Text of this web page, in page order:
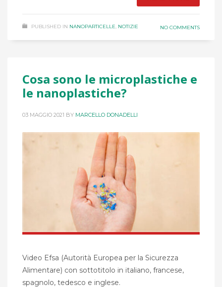
PUBLISHED IN NANOPARTICELLE, NOTIZIE NO COMMENTS
Cosa sono le microplastiche e
le nanoplastiche?
03 MAGGIO 2021 BY MARCELLO DONADELLI
Video Efsa (Autorità Europea per la Sicurezza
Alimentare) con sottotitolo in italiano, francese,
spagnolo, tedesco e inglese.